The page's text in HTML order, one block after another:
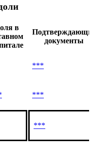
в
документы
***
***
***